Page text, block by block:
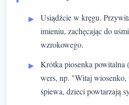
Usiądźcie w kręgu.
imieniu, zachęcając do
wzrokowego.
Krótka piosenka powitalna
wers, np. "Witaj
śpiewa, dzieci powtarzają